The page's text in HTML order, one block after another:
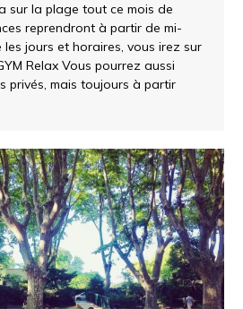
sur la plage tout ce mois de
reprendront à partir de mi-
jours et horaires, vous irez sur
Relax Vous pourrez aussi
privés, mais toujours à partir